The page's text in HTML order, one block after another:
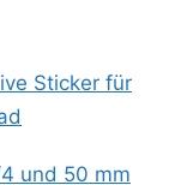
Sticker für
und 50 mm